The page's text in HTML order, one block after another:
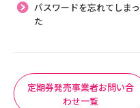
パスワードを忘れてしまっ
た
定期券発売事業者お問い合
わせ一覧